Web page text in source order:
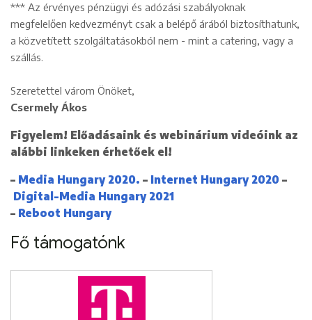
*** Az érvényes pénzügyi és adózási szabályoknak
megfelelően kedvezményt csak a belépő árából biztosíthatunk,
a közvetített szolgáltatásokból nem - mint a catering, vagy a
szállás.
Szeretettel várom Önöket,
Csermely Ákos
Figyelem! Előadásaink és webinárium videóink az
alábbi linkeken érhetőek el!
– Media Hungary 2020. – Internet Hungary 2020 –
Digital-Media Hungary 2021
– Reboot Hungary
Fő támogatónk